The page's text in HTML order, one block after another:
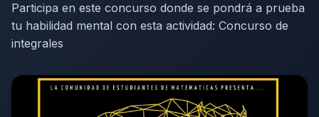
Participa en este concurso donde se pondrá a prueba
tu habilidad mental con esta actividad: Concurso de
integrales